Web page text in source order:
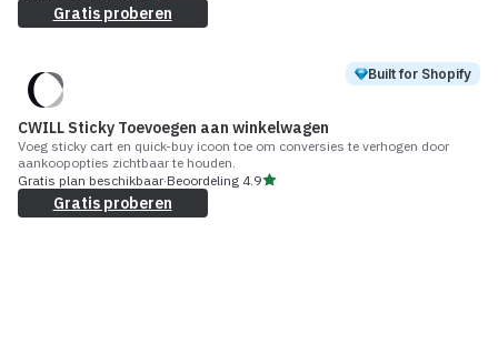
Gratis proberen
Built for Shopify
CWILL Sticky Toevoegen aan winkelwagen
Voeg sticky cart en quick-buy icoon toe om conversies te verhogen door
aankoopopties zichtbaar te houden.
Gratis plan beschikbaar·Beoordeling 4.9
Gratis proberen